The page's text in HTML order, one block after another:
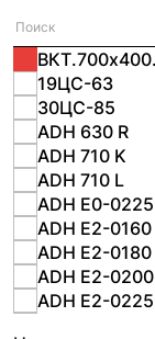
19ЦС-63
30ЦС-85
ADH 630 R
ADH 710 K
ADH 710 L
ADH E0-0225
ADH E2-0160
ADH E2-0180
ADH E2-0200
ADH E2-0225